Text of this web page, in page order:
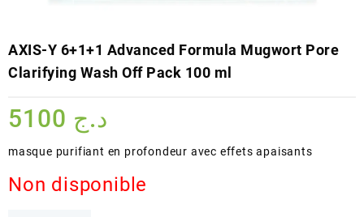
AXIS-Y 6+1+1 Advanced Formula Mugwort Pore
Clarifying Wash Off Pack 100 ml
د.ج
masque purifiant en profondeur avec effets apaisants
Non disponible